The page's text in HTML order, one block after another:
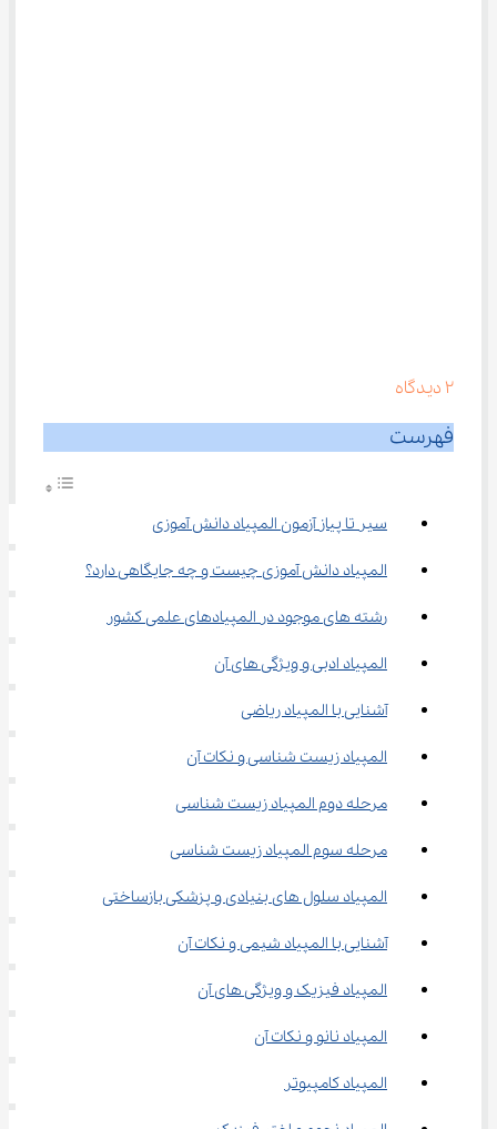
2 دیدگاه
فهرست
سیر تا پیاز آزمون المپیاد دانش آموزی
المپیاد دانش آموزی چیست و چه جایگاهی دارد؟
رشته‌ های موجود در المپیادهای علمی کشور
المپیاد ادبی و ویژگی های آن
آشنایی با المپیاد ریاضی
المپیاد زیست شناسی و نکات آن
مرحله دوم المپیاد زیست شناسی
مرحله سوم المپیاد زیست شناسی
المپیاد سلول های بنیادی و پزشکی بازساختی
آشنایی با المپیاد شیمی و نکات آن
المپیاد فیزیک و ویژگی های آن
المپیاد نانو و نکات آن
المپیاد کامپیوتر